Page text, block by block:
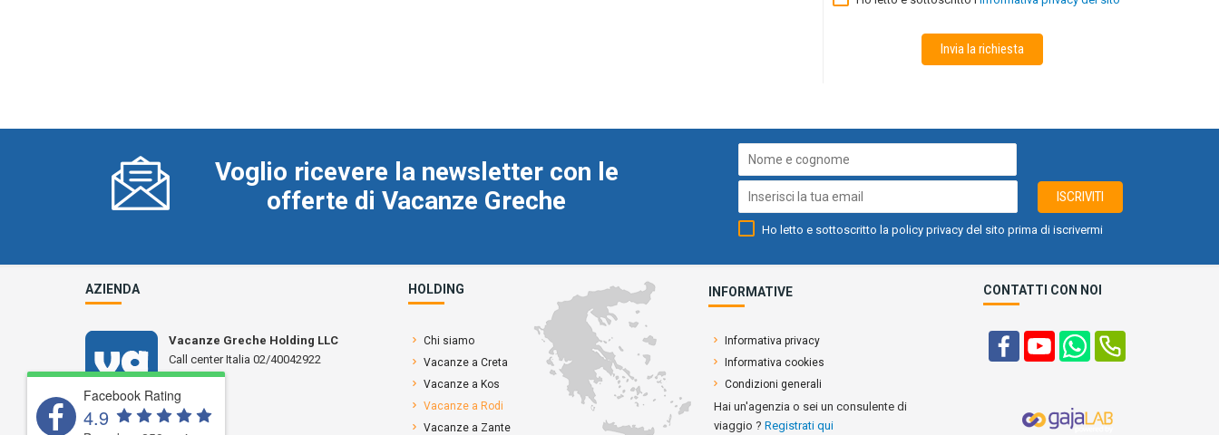
Invia la richiesta
ISCRIVITI
Ho letto e sottoscritto la policy privacy del sito prima di iscrivermi
Voglio ricevere la newsletter con le
offerte di Vacanze Greche
AZIENDA HOLDING CONTATTI CON NOI
INFORMATIVE
Vacanze Greche Holding LLC
Call center Italia 02/40042922
N° L 17359
Chi siamo
Vacanze a Creta
Vacanze a Kos
Vacanze a Rodi
Vacanze a Zante
Informativa privacy
Informativa cookies
Condizioni generali
Hai un'agenzia o sei un consulente di
viaggio ? Registrati qui
Facebook Rating
4.9